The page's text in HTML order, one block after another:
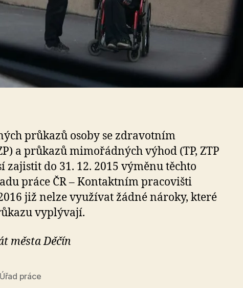
průkazů osoby se zdravotním
a průkazů mimořádných výhod (TP, ZTP
zajistit do 31. 12. 2015 výměnu těchto
práce ČR – Kontaktním pracovišti
již nelze využívat žádné nároky, které
vyplývají.
města Děčín
Úřad práce